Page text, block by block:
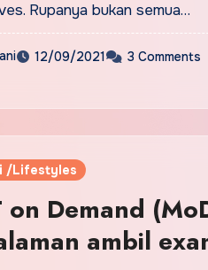
Rupanya bukan semua…
12/09/2021 3 Comments
/Lifestyles
on Demand
ambil